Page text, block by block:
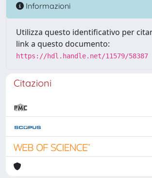
Informazioni
Utilizza questo identificativo per
link a questo documento:
https://hdl.handle.net/11579/58387
Citazioni